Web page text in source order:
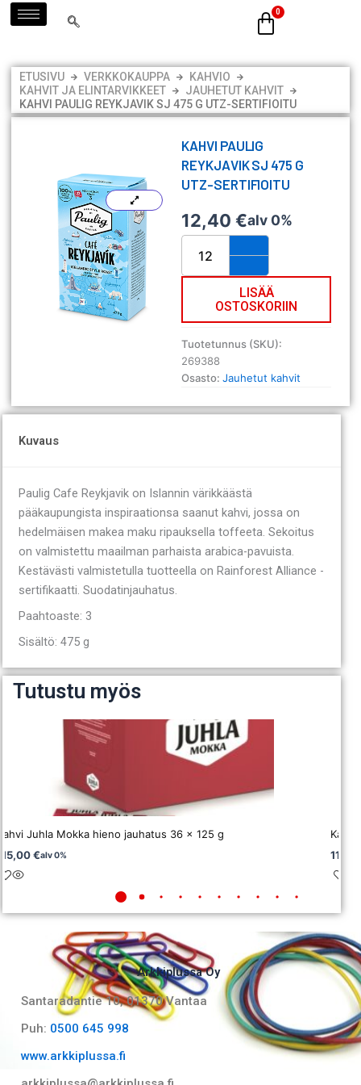
Siirry
sisältöön
ETUSIVU VERKKOKAUPPA
KAHVIO
KAHVIT JA ELINTARVIKKEET
JAUHETUT KAHVIT
KAHVI PAULIG REYKJAVIK SJ 475 G UTZ-SERTIFIOITU
KAHVI PAULIG
REYKJAVIK SJ 475 G
UTZ-SERTIFIOITU
12,40€alv 0%
Kahvi
Paulig
Reykjavik
g
UTZ-
sertifioitu
määrä
LISÄÄ
OSTOSKORIIN
Tuotetunnus (SKU):
269388
Osasto:Jauhetut kahvit
Kuvaus
Paulig Cafe Reykjavik on Islannin värikkäästä
pääkaupungista inspiraationsa saanut kahvi, jossa on
hedelmäisen makea maku ripauksella toffeeta. Sekoitus
on valmistettu maailman parhaista arabica-pavuista.
Kestävästi valmistetulla tuotteella on Rainforest Alliance -
sertifikaatti. Suodatinjauhatus.
Paahtoaste: 3
Sisältö: 475 g
Tutustu myös
Juhla Mokka hieno jauhatus 36 x 125 g
€alv 0%
Arkkiplussa Oy
Santaradantie 10, 01370 Vantaa​
Puh: 0500 645 998
www.arkkiplussa.fi